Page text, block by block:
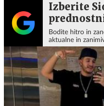
Izberite
Bodite hitro in
aktualne in